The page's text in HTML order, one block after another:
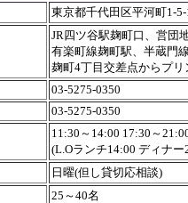
東京都千代田区平河町1-
JR四ツ谷駅麹町口、営団
有楽町線麹町駅、半蔵門
麹町4丁目交差点からプ
03-5275-0350
03-5275-0350
11:30～14:00 17:30～
(L.Oランチ14:00 ディナー
日曜(但し貸切応相談)
25～40名